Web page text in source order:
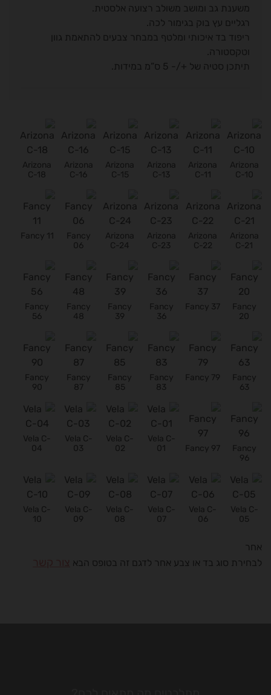
משענת גב ומושב משולב רצועה אלסטית.
רגליים עץ בוק בגימור לכה.
ריפוד בד איכותי ומלטף במבחר צבעים להתאמת גוון
וטקסטורה.
תיתכן סטיה של +/- 5 ס”מ במידות.
Arizona
C-10
Arizona
C-11
Arizona
C-13
Arizona
C-15
Arizona
C-16
Arizona
C-18
Arizona
C-21
Arizona
C-22
Arizona
C-23
Arizona
C-24
Fancy
06
Fancy 11
Fancy
20
Fancy 37
Fancy
36
Fancy
39
Fancy
48
Fancy
56
Fancy
63
Fancy 79
Fancy
83
Fancy
85
Fancy
87
Fancy
90
Fancy
96
Fancy 97
Vela C-
01
Vela C-
02
Vela C-
03
Vela C-
04
Vela C-
05
Vela C-
06
Vela C-
07
Vela C-
08
Vela C-
09
Vela C-
10
אחר
לבחירת סוג בד או צבע אחר לדגם זה בטופס הבא